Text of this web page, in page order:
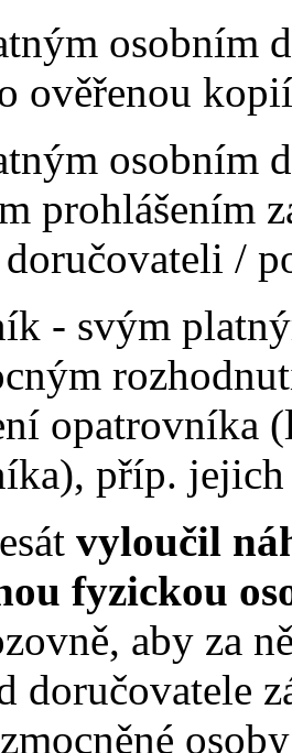
osobním
ověřenou
osobním
prohlášením
/
- svým
opatrovníka
příp.
vyloučil
fyzickou
aby za
doručovatele